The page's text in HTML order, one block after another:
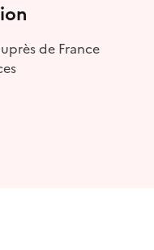
de France